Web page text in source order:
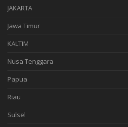
JAKARTA
Jawa Timur
KALTIM
Nusa Tenggara
Papua
Riau
Sulsel